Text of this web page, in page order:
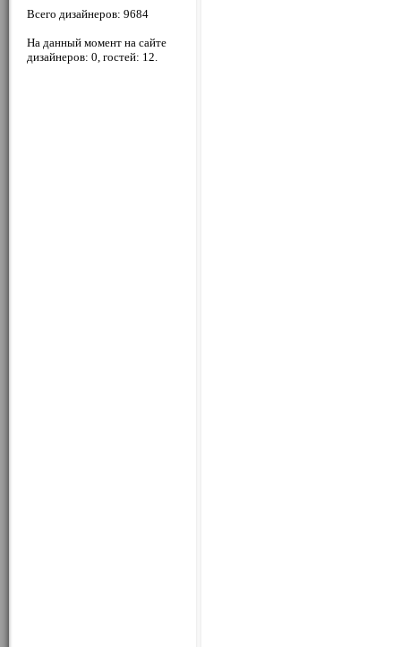
Всего дизайнеров: 9684
На данный момент на сайте
дизайнеров: 0, гостей: 12.